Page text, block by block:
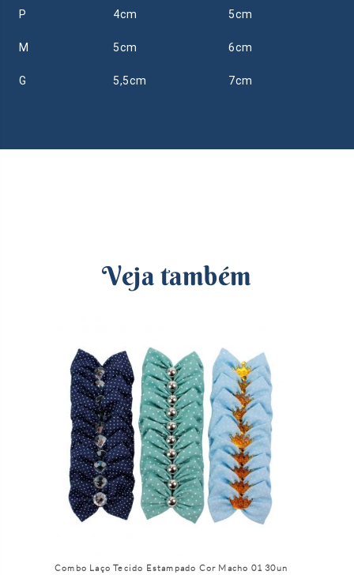
P 4cm 5cm
M 5cm 6cm
G 5,5cm 7cm
Veja também
Combo Laço Tecido Estampado Cor Macho 01 30un